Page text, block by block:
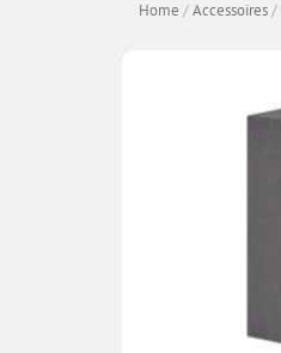
Home /Accessoires/